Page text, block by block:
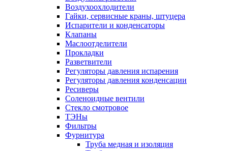
Воздухоохлодители
Гайки, сервисные краны, штуцера
Испарители и конденсаторы
Клапаны
Маслоотделители
Прокладки
Разветвители
Регуляторы давления испарения
Регуляторы давления конденсации
Ресиверы
Соленоидные вентили
Стекло смотровое
ТЭНы
Фильтры
Фурнитура
Труба медная и изоляция